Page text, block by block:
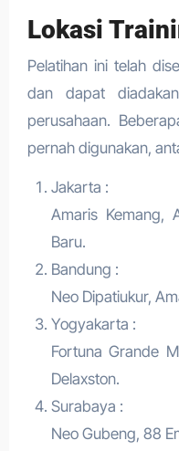
Lokasi
Pelatihan ini telah
dan dapat
perusahaan.
pernah digunakan,
Jakarta :
Amaris Kemang,
Baru.
Bandung :
Neo Dipatiukur,
Yogyakarta :
Fortuna Grande
Delaxston.
Surabaya :
Neo Gubeng, 88